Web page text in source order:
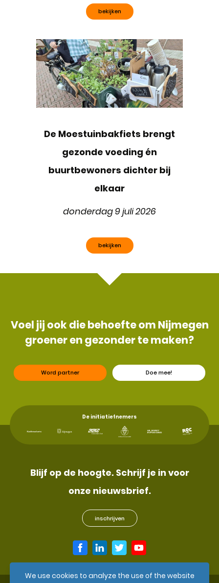
We use cookies to analyze the use of the website
bekijken
De Moestuinbakfiets brengt
gezonde voeding én
buurtbewoners dichter bij
elkaar
donderdag 9 juli 2026
bekijken
Voel jij ook die behoefte om Nijmegen
groener en gezonder te maken?
Word partner Doe mee!
De initiatiefnemers
Blijf op de hoogte. Schrijf je in voor
onze nieuwsbrief.
inschrijven